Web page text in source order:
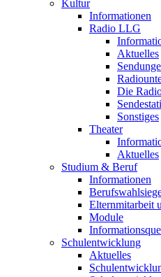
Kultur
Informationen
Radio LLG
Aktuelles
Die
Sonstiges
Theater
Aktuelles
Studium & Beruf
Informationen
Elternmitarbeit
Module
Schulentwicklung
Aktuelles